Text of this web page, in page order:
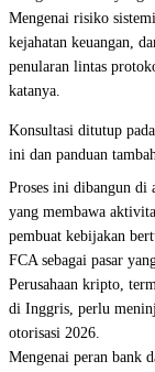
Mengenai risiko
kejahatan keuangan,
penularan lintas
katanya.
Konsultasi ditutup
ini dan panduan
Proses ini dibangun di
yang membawa
pembuat kebijakan
FCA sebagai pasar
Perusahaan kripto,
di Inggris, perlu
otorisasi 2026.
Mengenai peran bank